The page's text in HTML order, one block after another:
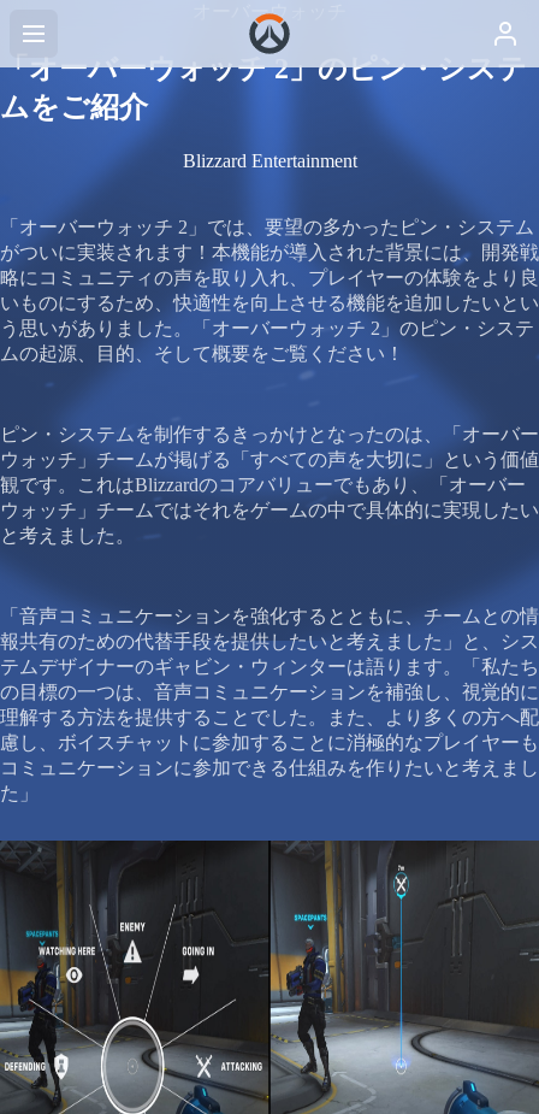
オーバーウォッチ
「オーバーウォッチ 2」のピン・システ
ムをご紹介
Blizzard Entertainment
「オーバーウォッチ 2」では、要望の多かったピン・システム
がついに実装されます！本機能が導入された背景には、開発戦
略にコミュニティの声を取り入れ、プレイヤーの体験をより良
いものにするため、快適性を向上させる機能を追加したいとい
う思いがありました。「オーバーウォッチ 2」のピン・システ
ムの起源、目的、そして概要をご覧ください！
ピン・システムを制作するきっかけとなったのは、「オーバー
ウォッチ」チームが掲げる「すべての声を大切に」という価値
観です。これはBlizzardのコアバリューでもあり、「オーバー
ウォッチ」チームではそれをゲームの中で具体的に実現したい
と考えました。
「音声コミュニケーションを強化するとともに、チームとの情
報共有のための代替手段を提供したいと考えました」と、シス
テムデザイナーのギャビン・ウィンターは語ります。「私たち
の目標の一つは、音声コミュニケーションを補強し、視覚的に
理解する方法を提供することでした。また、より多くの方へ配
慮し、ボイスチャットに参加することに消極的なプレイヤーも
コミュニケーションに参加できる仕組みを作りたいと考えまし
た」